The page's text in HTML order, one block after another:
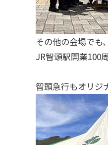
その他の会場でも
JR智頭駅開業100
智頭急行もオリジ